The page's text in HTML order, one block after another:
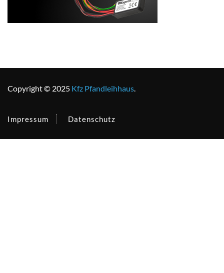
Copyright © 2025 Kfz Pfandleihhaus.
Impressum Datenschutz